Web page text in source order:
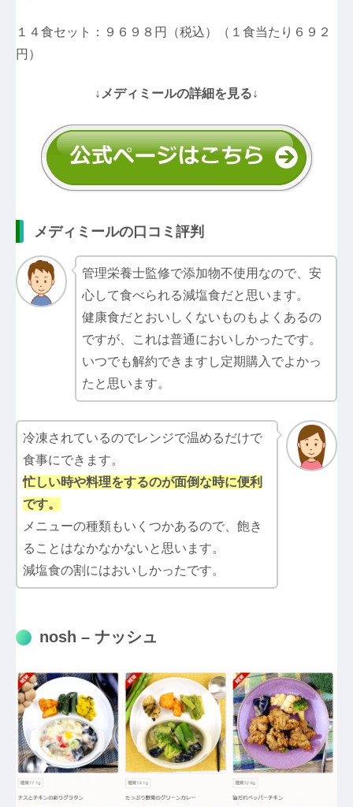
１４食セット：９６９８円（税込）（１食当たり６９２
円）
↓メディミールの詳細を見る↓
メディミールの口コミ評判
管理栄養士監修で添加物不使用なので、安
心して食べられる減塩食だと思います。
健康食だとおいしくないものもよくあるの
ですが、これは普通においしかったです。
いつでも解約できますし定期購入でよかっ
たと思います。
冷凍されているのでレンジで温めるだけで
食事にできます。
忙しい時や料理をするのが面倒な時に便利
です。
メニューの種類もいくつかあるので、飽き
ることはなかなかないと思います。
減塩食の割にはおいしかったです。
nosh – ナッシュ